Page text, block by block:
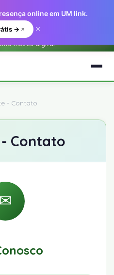
O Sim BR.net (2001-2018) —
museu digital
- Contato
Contato
✉
online em UM link.
→ ×